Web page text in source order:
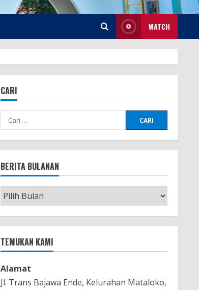
WATCH
CARI
Cari
untuk:
BERITA BULANAN
Berita
Bulanan
TEMUKAN KAMI
Alamat
Jl. Trans Bajawa Ende, Kelurahan Mataloko,